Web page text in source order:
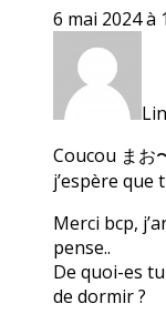
6 mai 2024 à
Coucou まお
j’espère que
Merci bcp,
pense..
De quoi-es
de dormir ?